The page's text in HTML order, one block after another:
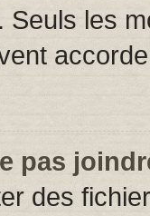
Seuls les
pas
des